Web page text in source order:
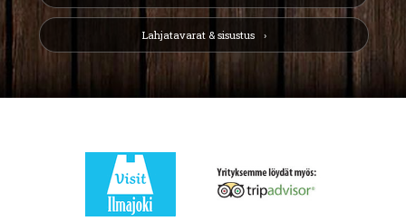
Lahjatavarat & sisustus